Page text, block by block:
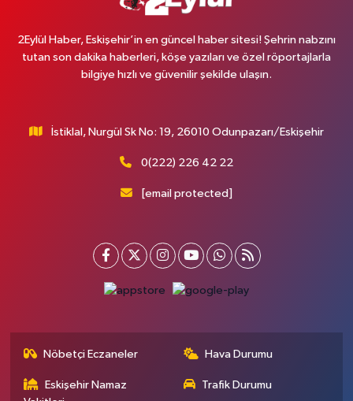
2Eylül Haber, Eskişehir’in en güncel haber sitesi! Şehrin nabzını
tutan son dakika haberleri, köşe yazıları ve özel röportajlarla
bilgiye hızlı ve güvenilir şekilde ulaşın.
İstiklal, Nurgül Sk No: 19, 26010 Odunpazarı/Eskişehir
0(222) 226 42 22
[email protected]
Nöbetçi Eczaneler Hava Durumu
Eskişehir Namaz
Trafik Durumu